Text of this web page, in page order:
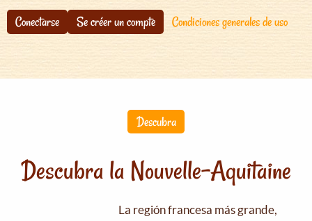
Conectarse Se créer un compte Condiciones generales de uso
Descubra
Descubra la Nouvelle-Aquitaine
La región francesa más grande,